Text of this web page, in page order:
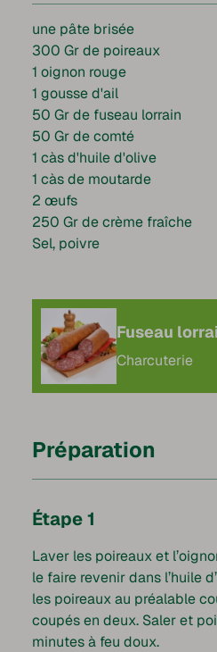
une pâte brisée
300 Gr de poireaux
1 oignon rouge
1 gousse d'ail
50 Gr de fuseau lorrain
50 Gr de comté
1 càs d'huile d'olive
1 càs de moutarde
2 œufs
250 Gr de crème fraîche
Sel, poivre
Fuseau
Charcuterie
Préparation
Étape 1
Laver les poireaux et
le faire revenir dans l’huile
les poireaux au préalable
coupés en deux. Saler et
minutes à feu doux.